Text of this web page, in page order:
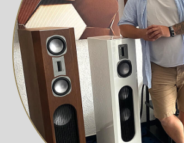
Genau das macht den T1 zu
Laufwerk
Chassis glänzend schwarz, weiß
Chassis aus verdichteten
und einer Filzmatte Das
zum Schutz vor mechanischen
Tonarm